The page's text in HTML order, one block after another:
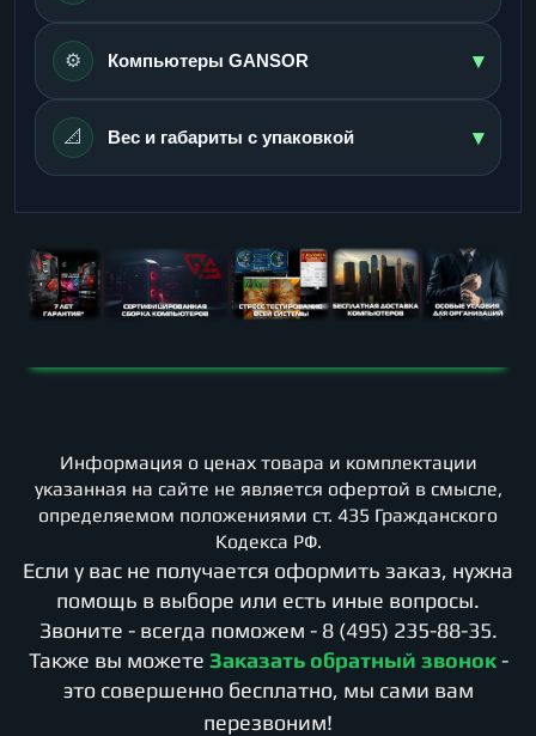
⚙️ Компьютеры GANSOR ▾
📐 Вес и габариты с упаковкой ▾
Информация о ценах товара и комплектации
указанная на сайте не является офертой в смысле,
определяемом положениями ст. 435 Гражданского
Кодекса РФ.
Если у вас не получается оформить заказ, нужна
помощь в выборе или есть иные вопросы.
Звоните - всегда поможем - 8 (495) 235-88-35.
Также вы можете Заказать обратный звонок -
это совершенно бесплатно, мы сами вам
перезвоним!